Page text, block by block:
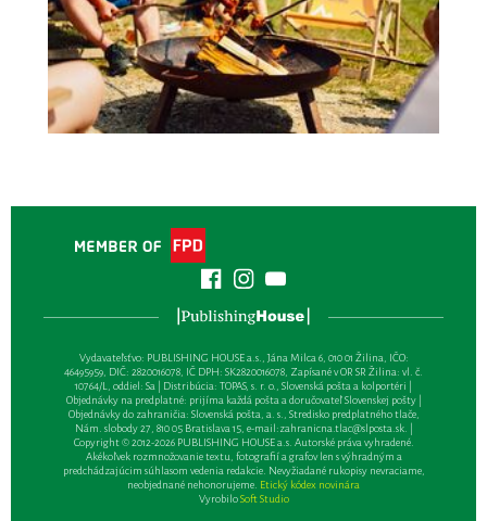
Vydavateľsťvo: PUBLISHING HOUSE a.s., Jána Milca 6, 010 01 Žilina, IČO:
46495959, DIČ: 2820016078, IČ DPH: SK2820016078, Zapísané v OR SR Žilina: vl. č.
10764/L, oddiel: Sa | Distribúcia: TOPAS, s. r. o., Slovenská pošta a kolportéri |
Objednávky na predplatné: prijíma každá pošta a doručovateľ Slovenskej pošty |
Objednávky do zahraničia: Slovenská pošta, a. s., Stredisko predplatného tlače,
Nám. slobody 27, 810 05 Bratislava 15, e-mail:zahranicna.tlac@slposta.sk. |
Copyright © 2012-2026 PUBLISHING HOUSE a.s. Autorské práva vyhradené.
Akékoľvek rozmnožovanie textu, fotografií a grafov len s výhradným a
predchádzajúcim súhlasom vedenia redakcie. Nevyžiadané rukopisy nevraciame,
neobjednané nehonorujeme. Etický kódex novinára
VyrobiloSoft Studio